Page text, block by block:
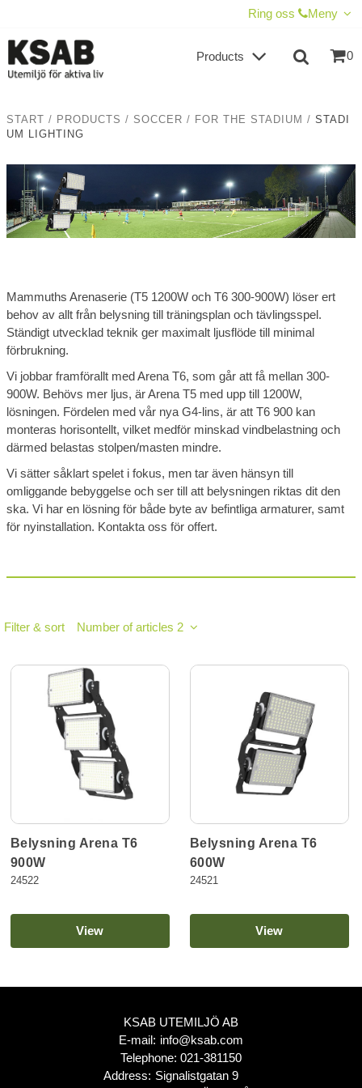
Ring oss Meny
0
Products
START / PRODUCTS / SOCCER / FOR THE STADIUM / STADI
UM LIGHTING
Mammuths Arenaserie (T5 1200W och T6 300-900W) löser ert
behov av allt från belysning till träningsplan och tävlingsspel.
Ständigt utvecklad teknik ger maximalt ljusflöde till minimal
förbrukning.
Vi jobbar framförallt med Arena T6, som går att få mellan 300-
900W. Behövs mer ljus, är Arena T5 med upp till 1200W,
lösningen. Fördelen med vår nya G4-lins, är att T6 900 kan
monteras horisontellt, vilket medför minskad vindbelastning och
därmed belastas stolpen/masten mindre.
Vi sätter såklart spelet i fokus, men tar även hänsyn till
omliggande bebyggelse och ser till att belysningen riktas dit den
ska. Vi har en lösning för både byte av befintliga armaturer, samt
för nyinstallation. Kontakta oss för offert.
Filter & sort Number of articles 2
Belysning Arena T6
900W
24522
View
Belysning Arena T6
600W
24521
View
KSAB UTEMILJÖ AB
E-mail: info@ksab.com
Telephone: 021-381150
Address: Signalistgatan 9
CHECKOUT